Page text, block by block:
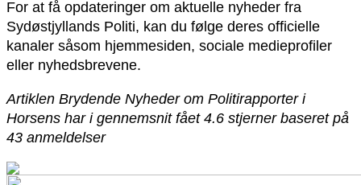
For at få opdateringer om aktuelle nyheder fra
Sydøstjyllands Politi, kan du følge deres officielle
kanaler såsom hjemmesiden, sociale medieprofiler
eller nyhedsbrevene.
Artiklen Brydende Nyheder om Politirapporter i
Horsens har i gennemsnit fået 4.6 stjerner baseret på
43 anmeldelser